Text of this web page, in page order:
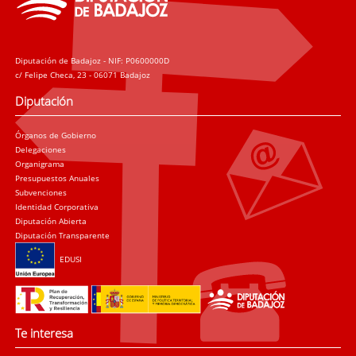
Diputación de Badajoz - NIF: P0600000D
c/ Felipe Checa, 23 - 06071 Badajoz
Diputación
Órganos de Gobierno
Delegaciones
Organigrama
Presupuestos Anuales
Subvenciones
Identidad Corporativa
Diputación Abierta
Diputación Transparente
EDUSI
Te interesa